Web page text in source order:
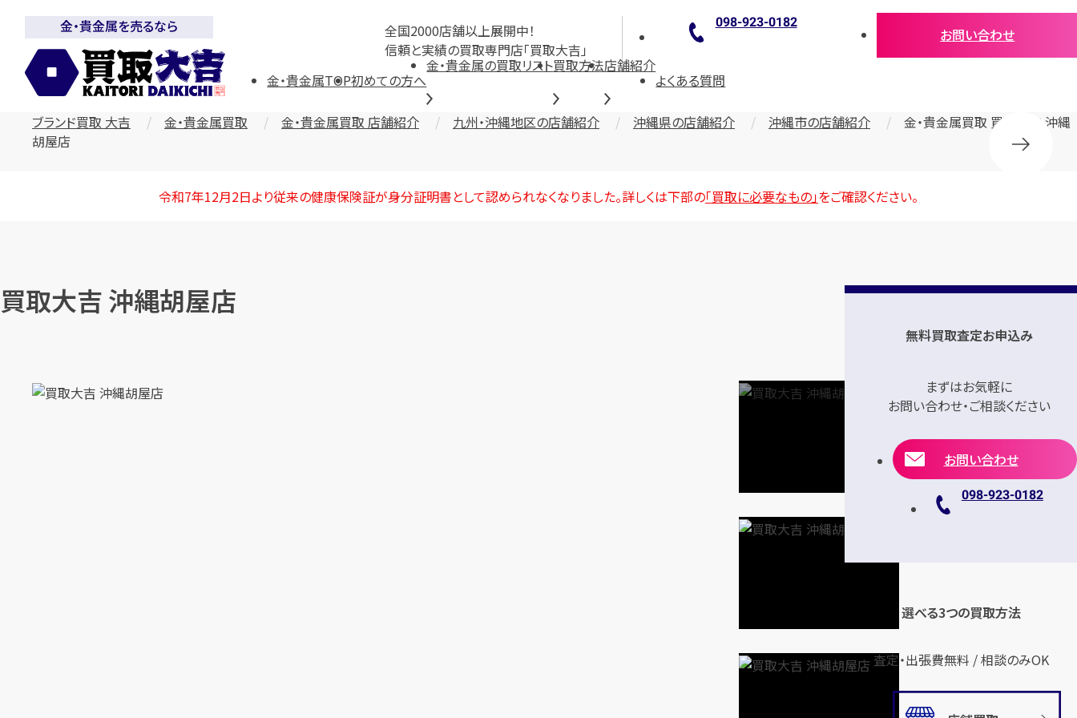
全国2000店舗以上展開中！
信頼と実績の買取専門店「買取大吉」
金・貴金属を売るなら 098-923-0182
お問い合わせ
金・貴金属TOP初めての方へ
金・貴金属の買取リスト買取方法店舗紹介
よくある質問
ブランド買取 大吉 金・貴金属買取 金・貴金属買取 店舗紹介 九州・沖縄地区の店舗紹介 沖縄県の店舗紹介 沖縄市の店舗紹介
金・貴金属買取 買取大吉 沖縄
胡屋店
令和7年12月2日より従来の健康保険証が身分証明書として認められなくなりました。詳しくは下部の「買取に必要なもの」をご確認ください。
買取大吉 沖縄胡屋店
無料買取査定お申込み
まずはお気軽に
お問い合わせ・ご相談ください
お問い合わせ
098-923-0182
選べる3つの買取方法
査定・出張費無料 / 相談のみOK